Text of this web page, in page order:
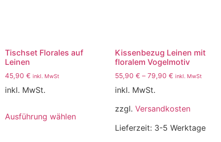
Tischset Florales auf
Leinen
45,90 € inkl. MwSt
inkl. MwSt.
Ausführung wählen
Kissenbezug Leinen mit
floralem Vogelmotiv
55,90 € – 79,90 € inkl. MwSt
inkl. MwSt.
zzgl. Versandkosten
Lieferzeit: 3-5 Werktage